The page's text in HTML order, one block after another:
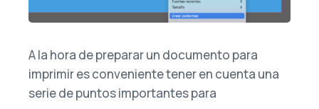
A la hora de preparar un documento para
imprimir es conveniente tener en cuenta una
serie de puntos importantes para